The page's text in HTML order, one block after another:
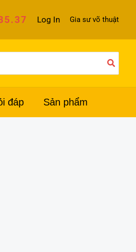
Log In Gia sư võ thuật
đáp Sản phẩm